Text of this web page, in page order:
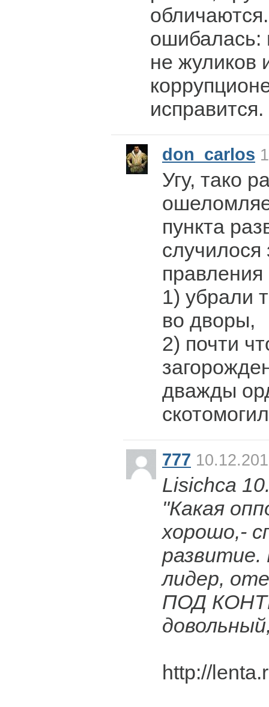
ошибалась:
не жуликов
исправится.
don_carlos
Угу, тако
пункта
случилося
1) убрали
во дворы,
2) почти
дважды
777
Lisichca
"Какая
хорошо,-
лидер,
ПОД
http://